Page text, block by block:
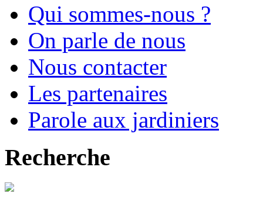
Qui sommes-nous ?
On parle de nous
Nous contacter
Les partenaires
Parole aux jardiniers
Recherche